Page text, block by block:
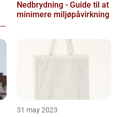
Nedbrydning - Guide til at
minimere miljøpåvirkning
31 may 2023